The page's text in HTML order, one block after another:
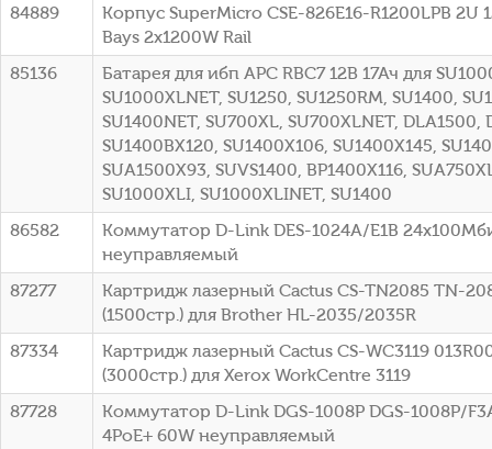
84889
Корпус SuperMicro CSE-826E16-R1200LPB 2U
Bays 2x1200W Rail
85136
Батарея для ибп APC RBC7 12В 17Ач для
SU1000XLNET, SU1250, SU1250RM, SU1400,
SU1400NET, SU700XL, SU700XLNET, DLA1500,
SU1400BX120, SU1400X106, SU1400X145,
SUA1500X93, SUVS1400, BP1400X116,
SU1000XLI, SU1000XLINET, SU1400
86582
Коммутатор D-Link DES-1024A/E1B
неуправляемый
87277
Картридж лазерный Cactus CS-TN2085 TN-
(1500стр.) для Brother HL-2035/2035R
87334
Картридж лазерный Cactus CS-WC3119
(3000стр.) для Xerox WorkCentre 3119
87728
Коммутатор D-Link DGS-1008P DGS-1008P/
4PoE+ 60W неуправляемый